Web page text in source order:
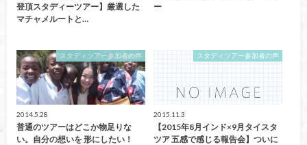
登頂スタディーツアー】厳選した
マチャメルートと…
ー
スタディツアー参加者の声
2014.5.28
普通のツアーはどこか物足りな
い。自分の想いを 形にしたい！
スタディツアー参加者の声
2015.11.3
【2015年8月インド×9月タイスタ
ツア 五感で感じる報告会】ついに